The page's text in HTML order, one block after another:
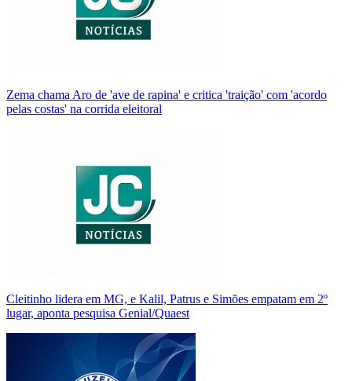
Zema chama Aro de 'ave de rapina' e critica 'traição' com 'acordo
pelas costas' na corrida eleitoral
Cleitinho lidera em MG, e Kalil, Patrus e Simões empatam em 2º
lugar, aponta pesquisa Genial/Quaest